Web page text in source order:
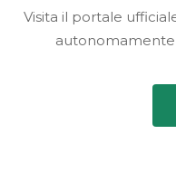
Visita il portale
autonomamente